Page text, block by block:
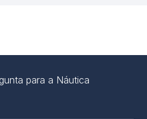
para a Náutica